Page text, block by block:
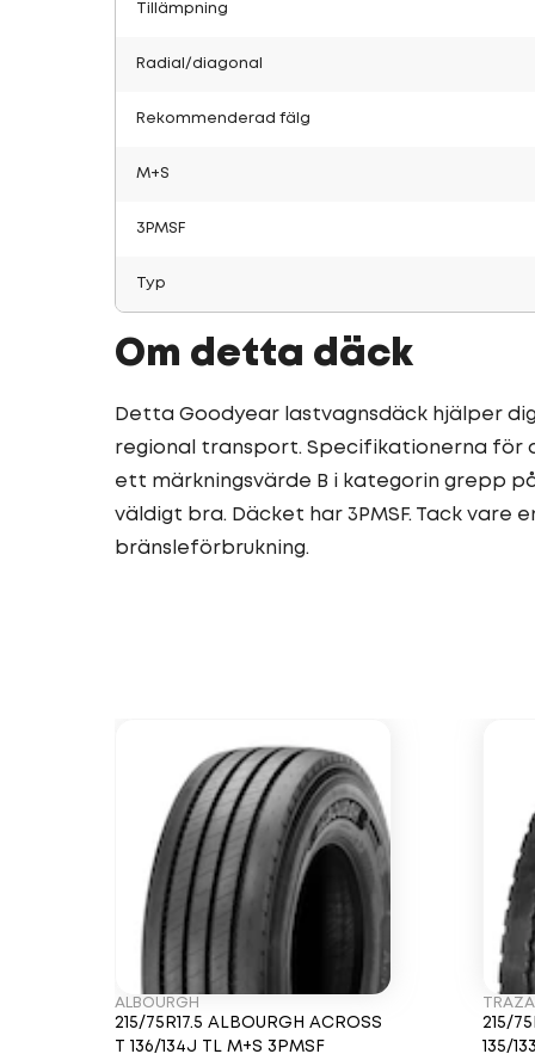
Tillämpning
Radial/diagonal
Rekommenderad fälg
M+S
3PMSF
Typ
Om detta däck
Detta Goodyear lastvagnsdäck hjälper
regional transport. Specifikationerna för
ett märkningsvärde B i kategorin grepp
väldigt bra. Däcket har 3PMSF. Tack
bränsleförbrukning.
ALBOURGH
215/75R17.5 ALBOURGH ACROSS
T 136/134J TL M+S 3PMSF
215/
135/